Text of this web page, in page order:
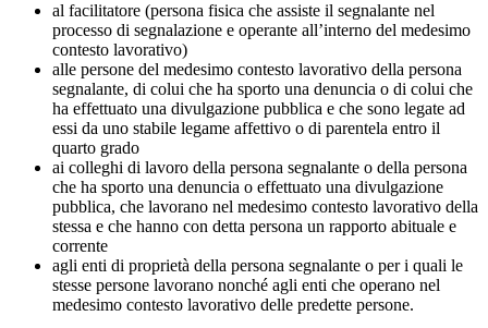
al facilitatore (persona fisica che assiste il segnalante nel
processo di segnalazione e operante all’interno del medesimo
contesto lavorativo)
alle persone del medesimo contesto lavorativo della persona
segnalante, di colui che ha sporto una denuncia o di colui che
ha effettuato una divulgazione pubblica e che sono legate ad
essi da uno stabile legame affettivo o di parentela entro il
quarto grado
ai colleghi di lavoro della persona segnalante o della persona
che ha sporto una denuncia o effettuato una divulgazione
pubblica, che lavorano nel medesimo contesto lavorativo della
stessa e che hanno con detta persona un rapporto abituale e
corrente
agli enti di proprietà della persona segnalante o per i quali le
stesse persone lavorano nonché agli enti che operano nel
medesimo contesto lavorativo delle predette persone.